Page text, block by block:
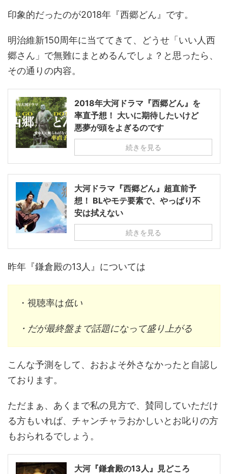
印象的だったのが2018年『西郷どん』です。
明治維新150周年に当ててきて、どうせ「いい人西
郷さん」で無難にまとめるんでしょ？と思ったら、
その通りの内容。
2018年大河ドラマ『西郷どん』を
率直予想！ 大いに期待したいけど
悪夢が頭をよぎるのです
続きを見る
大河ドラマ『西郷どん』超直前予
想！ BLやモテ要素で、やっぱり不
安は拭えない
続きを見る
昨年『鎌倉殿の13人』については
・視聴率は低い
・だが最終盤まで話題になって盛り上がる
こんな予測をして、おおよそ外さなかったと自認し
ております。
ただまぁ、あくまで私の見方で、賛同していただけ
る方もいれば、チャンチャラおかしいとお叱りの方
もおられるでしょう。
大河『鎌倉殿の13人』見どころ